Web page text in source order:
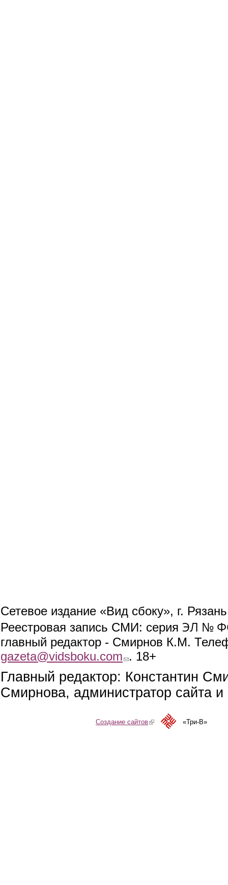
Сетевое издание «Вид сбоку», г.
Реестровая запись СМИ: серия ЭЛ №
главный редактор - Смирнов К.М.
gazeta@vidsboku.com (link sends e-mail)
. 18+
Главный редактор: Константин
Смирнова, администратор сайта
Создание сайтов(link is external)«Три-В»